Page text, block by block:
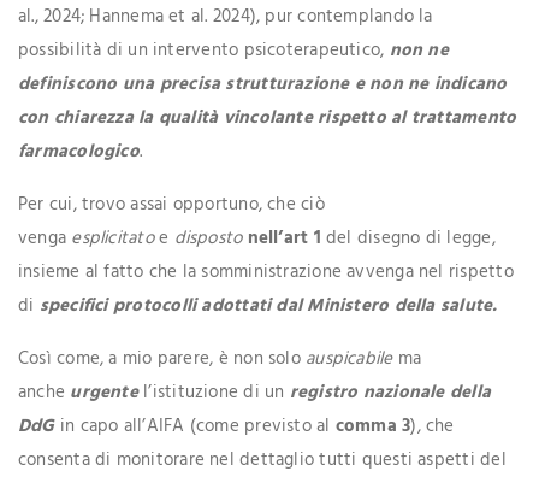
al., 2024; Hannema et al. 2024), pur contemplando la
possibilità di un intervento psicoterapeutico, non ne
definiscono una precisa strutturazione e non ne indicano
con chiarezza la qualità vincolante rispetto al trattamento
farmacologico.
Per cui, trovo assai opportuno, che ciò
venga esplicitatoe disposto nell’art 1del disegno di legge,
insieme al fatto che la somministrazione avvenga nel rispetto
di specifici protocolli adottati dal Ministero della salute.
Così come, a mio parere, è non solo auspicabile ma
anche urgentel’istituzione di un registro nazionale della
DdG in capo all’AIFA (come previsto al comma 3), che
consenta di monitorare nel dettaglio tutti questi aspetti del